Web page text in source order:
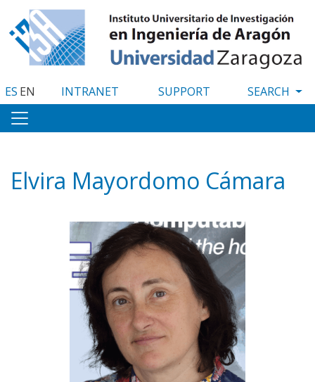
to
main
content
ES EN INTRANET SUPPORT
Elvira Mayordomo Cámara